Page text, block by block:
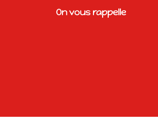
On vous rappelle